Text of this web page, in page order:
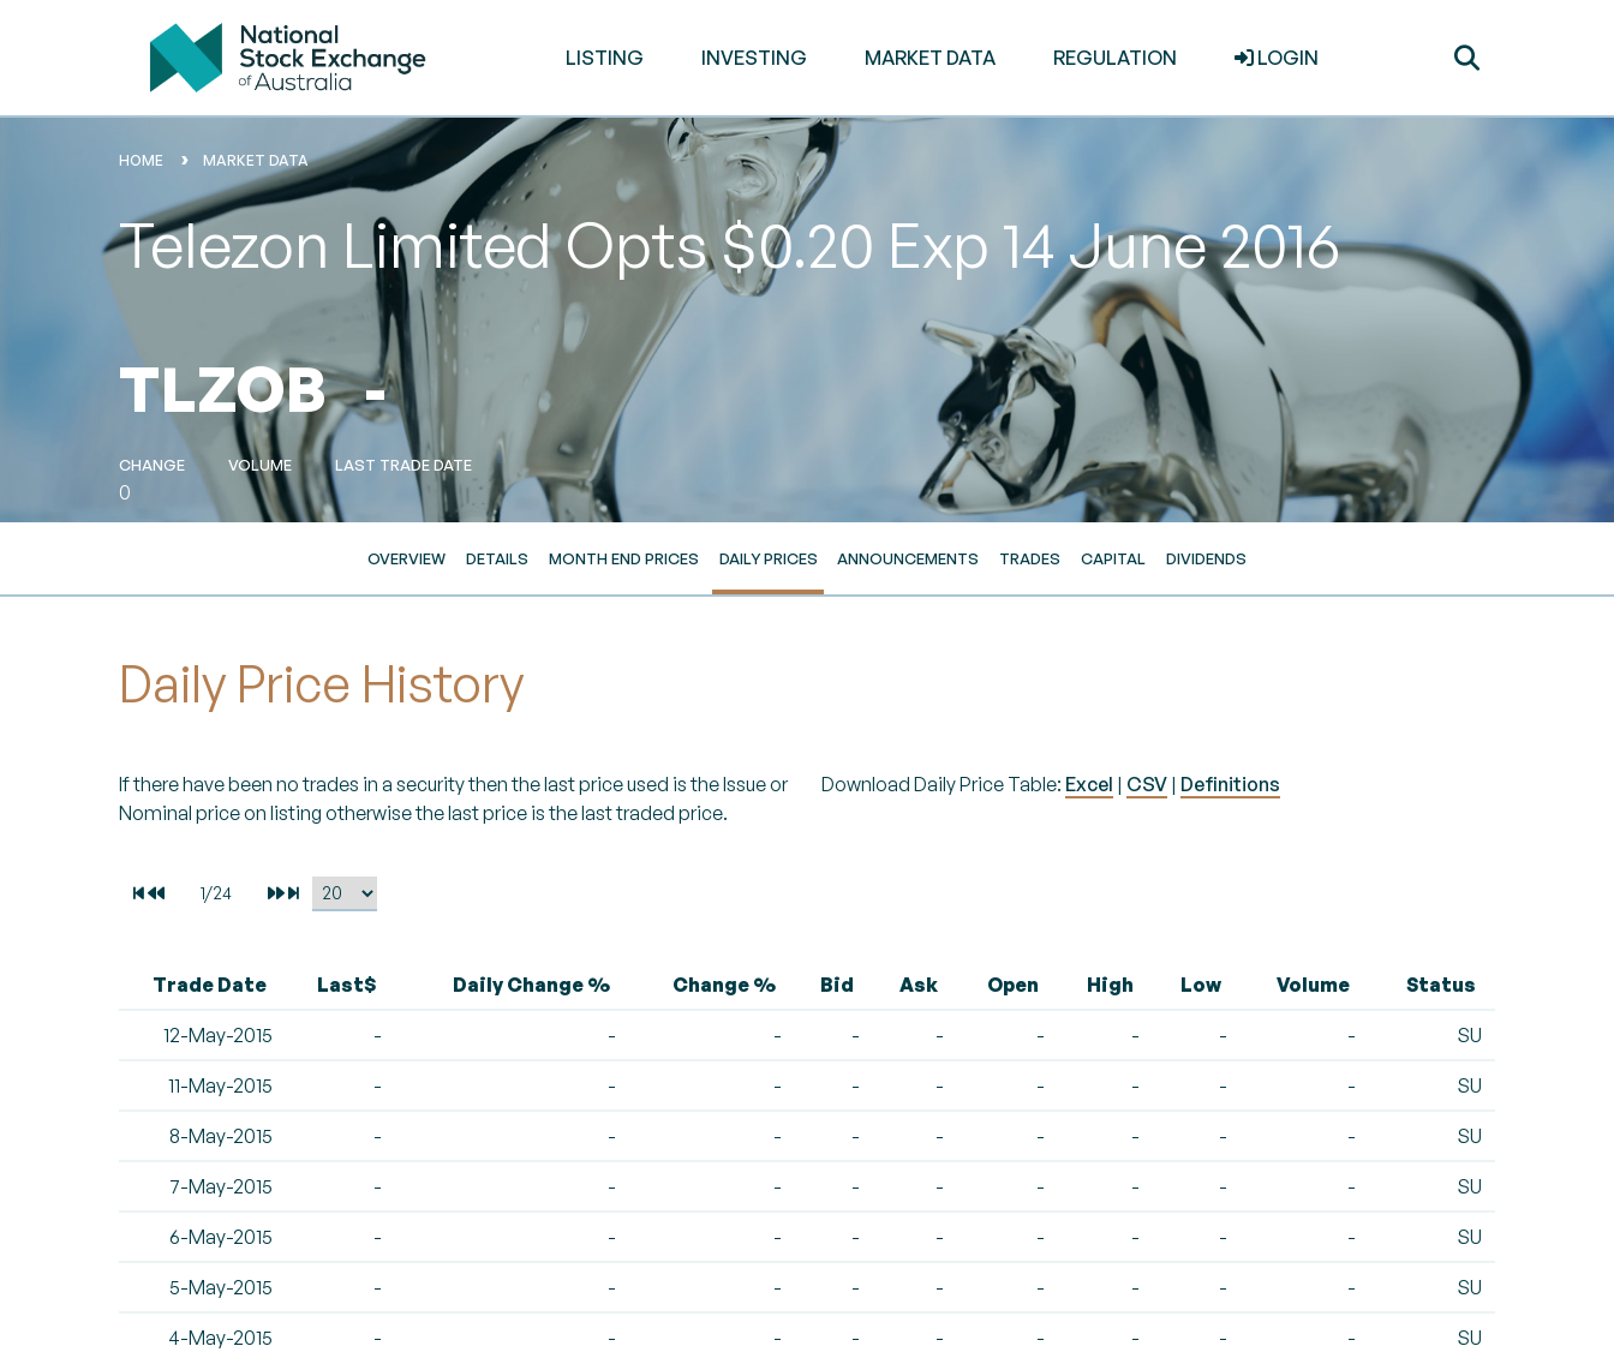
LISTING INVESTING MARKET DATA REGULATION LOGIN
HOME MARKET DATA
Telezon Limited Opts $0.20 Exp 14 June 2016
TLZOB -
CHANGE
0
VOLUME LAST TRADE DATE
OVERVIEW DETAILS MONTH END PRICES DAILY PRICES ANNOUNCEMENTS TRADES CAPITAL DIVIDENDS
Daily Price History
If there have been no trades in a security then the last price used is the Issue or
Nominal price on listing otherwise the last price is the last traded price.
Download Daily Price Table: Excel | CSV | Definitions
Trade Date Last$ Daily Change % Change % Bid Ask Open High Low Volume Status
12-May-2015 - - - - - - - - - SU
11-May-2015 - - - - - - - - - SU
8-May-2015 - - - - - - - - - SU
7-May-2015 - - - - - - - - - SU
6-May-2015 - - - - - - - - - SU
5-May-2015 - - - - - - - - - SU
4-May-2015 - - - - - - - - - SU